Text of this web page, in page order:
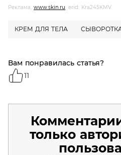
Реклама, www.skin.ru, erid: Kra245KMV
КРЕМ ДЛЯ ТЕЛА
Вам понравилась статья?
11
только